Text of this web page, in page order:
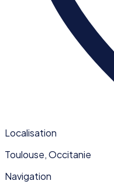
Localisation
Toulouse, Occitanie
Navigation